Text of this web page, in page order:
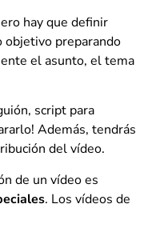
hay que definir
objetivo preparando
el asunto, el tema
script para
Además, tendrás
del vídeo.
de un vídeo es
. Los vídeos de